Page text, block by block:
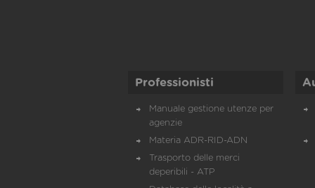
Professionisti
Manuale gestione utenze per
agenzie
Materia ADR-RID-ADN
Trasporto delle merci
deperibili - ATP